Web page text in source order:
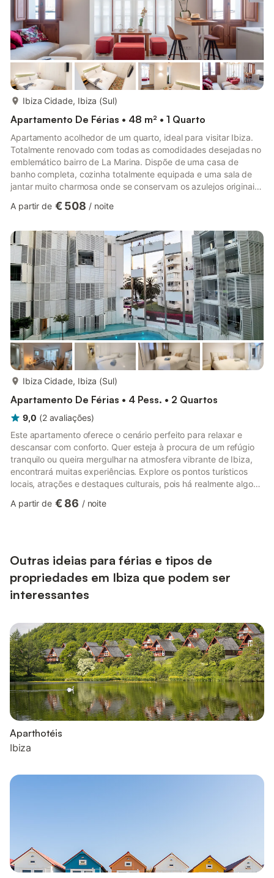
Ibiza Cidade, Ibiza (Sul)
Apartamento De Férias • 48 m² • 1 Quarto
Apartamento acolhedor de um quarto, ideal para visitar Ibiza.
Totalmente renovado com todas as comodidades desejadas no
emblemático bairro de La Marina. Dispõe de uma casa de
banho completa, cozinha totalmente equipada e uma sala de
jantar muito charmosa onde se conservam os azulejos originais
histórico de Ibiza durante a Idade Média e estende-se até aos
única. As suas ruelas estão repletas de edifícios brancos com
persianas e janelas coloridas, alguns deles castigados pela
passagem...
A partir de € 508 / noite
Ibiza Cidade, Ibiza (Sul)
Apartamento De Férias • 4 Pess. • 2 Quartos
9,0 (2 avaliações)
Este apartamento oferece o cenário perfeito para relaxar e
descansar com conforto. Quer esteja à procura de um refúgio
tranquilo ou queira mergulhar na atmosfera vibrante de Ibiza,
encontrará muitas experiências. Explore os pontos turísticos
locais, atrações e destaques culturais, pois há realmente algo
Acesso à Internet e TV. - 2 quartos e 2 camas de casal. - 2
A partir de € 86 / noite
Outras ideias para férias e tipos de
propriedades em Ibiza que podem ser
interessantes
Aparthotéis
Ibiza